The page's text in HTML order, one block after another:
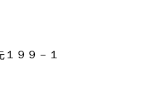
９９－１